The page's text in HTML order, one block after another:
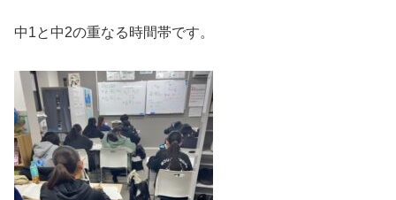
中1と中2の重なる時間帯です。